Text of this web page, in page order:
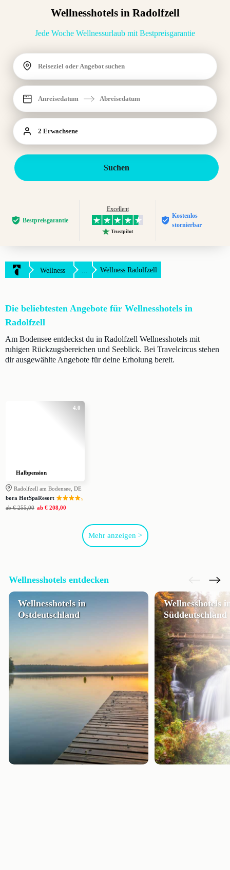
Wellnesshotels in Radolfzell
Jede Woche Wellnessurlaub mit Bestpreisgarantie
Reiseziel oder Angebot suchen
Anreisedatum Abreisedatum
2 Erwachsene
Suchen
Bestpreis­garantie
Excellent
Trustpilot
Kostenlos
stornierbar
Wellness ... Wellness Radolfzell
Die beliebtesten Angebote für Wellnesshotels in
Radolfzell
Am Bodensee entdeckst du in Radolfzell Wellnesshotels mit
ruhigen Rückzugsbereichen und Seeblick. Bei Travelcircus stehen
dir ausgewählte Angebote für deine Erholung bereit.
4.0
Halbpension
Radolfzell am Bodensee, DE
bora HotSpaResort
s
ab € 255,00 ab € 208,00
Mehr anzeigen >
Wellnesshotels entdecken
Wellnesshotels in
Ostdeutschland
Wellnesshotels
Süddeutschland